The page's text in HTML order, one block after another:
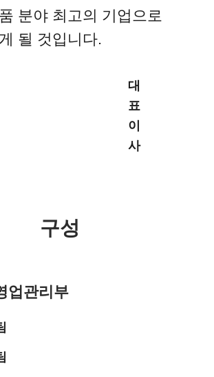
분야 최고의 기업으로
될 것입니다.
대
표
이
사
구성
업관리부